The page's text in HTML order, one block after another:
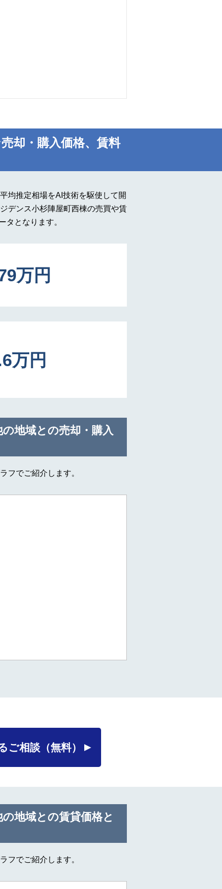
却・購入価格、賃料
均推定相場をAI技術を駆使して開
デンス小杉陣屋町西棟の売買や賃
タとなります。
万円
万円
地域との売却・購入
フでご紹介します。
ご相談 （無料）
地域との賃貸価格と
フでご紹介します。